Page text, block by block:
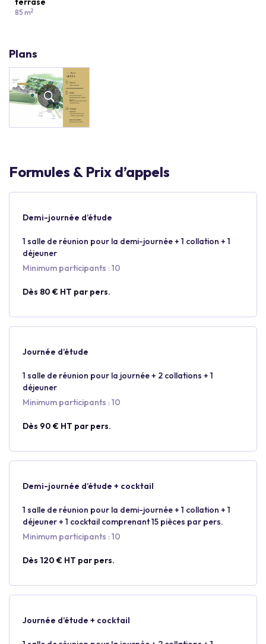
85 m2
Plans
Formules & Prix d’appels
Demi-journée d’étude
1 salle de réunion pour la demi-journée + 1 collation + 1
déjeuner
Minimum participants : 10
Dès 80 € HT par pers.
Journée d’étude
1 salle de réunion pour la journée + 2 collations + 1
déjeuner
Minimum participants : 10
Dès 90 € HT par pers.
Demi-journée d’étude + cocktail
1 salle de réunion pour la demi-journée + 1 collation + 1
déjeuner + 1 cocktail comprenant 15 pièces par pers.
Minimum participants : 10
Dès 120 € HT par pers.
Journée d’étude + cocktail